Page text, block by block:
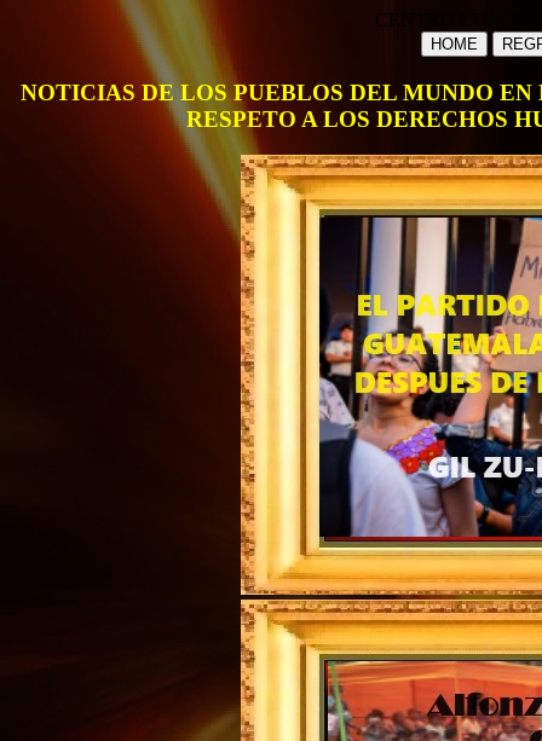
CENTRO
HOME
NOTICIAS DE LOS PUEBLOS DEL MUNDO
RESPETO A LOS DERECHOS